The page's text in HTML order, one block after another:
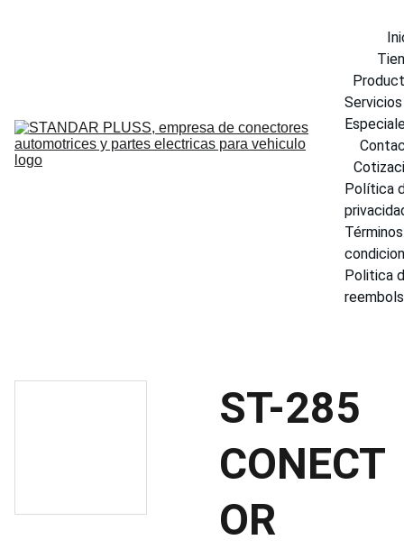
Servicios
Política
Politica
ST-285
CONECT
OR